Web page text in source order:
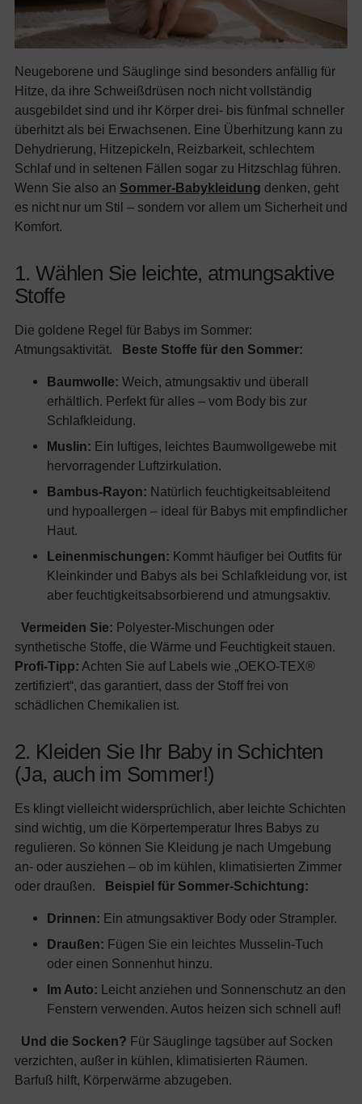
Neugeborene und Säuglinge sind besonders anfällig für
Hitze, da ihre Schweißdrüsen noch nicht vollständig
ausgebildet sind und ihr Körper drei- bis fünfmal schneller
überhitzt als bei Erwachsenen. Eine Überhitzung kann zu
Dehydrierung, Hitzepickeln, Reizbarkeit, schlechtem
Schlaf und in seltenen Fällen sogar zu Hitzschlag führen.
Wenn Sie also an Sommer-Babykleidung denken, geht
es nicht nur um Stil – sondern vor allem um Sicherheit und
Komfort.
1. Wählen Sie leichte, atmungsaktive
Stoffe
Die goldene Regel für Babys im Sommer:
Atmungsaktivität.
Beste Stoffe für den Sommer:
Baumwolle: Weich, atmungsaktiv und überall
erhältlich. Perfekt für alles – vom Body bis zur
Schlafkleidung.
Muslin: Ein luftiges, leichtes Baumwollgewebe mit
hervorragender Luftzirkulation.
Bambus-Rayon: Natürlich feuchtigkeitsableitend
und hypoallergen – ideal für Babys mit empfindlicher
Haut.
Leinenmischungen: Kommt häufiger bei Outfits für
Kleinkinder und Babys als bei Schlafkleidung vor, ist
aber feuchtigkeitsabsorbierend und atmungsaktiv.
Vermeiden Sie: Polyester-Mischungen oder
synthetische Stoffe, die Wärme und Feuchtigkeit stauen.
Profi-Tipp: Achten Sie auf Labels wie „OEKO-TEX®
zertifiziert“, das garantiert, dass der Stoff frei von
schädlichen Chemikalien ist.
2. Kleiden Sie Ihr Baby in Schichten
(Ja, auch im Sommer!)
Es klingt vielleicht widersprüchlich, aber leichte Schichten
sind wichtig, um die Körpertemperatur Ihres Babys zu
regulieren. So können Sie Kleidung je nach Umgebung
an- oder ausziehen – ob im kühlen, klimatisierten Zimmer
oder draußen.
Beispiel für Sommer-Schichtung:
Drinnen: Ein atmungsaktiver Body oder Strampler.
Draußen: Fügen Sie ein leichtes Musselin-Tuch
oder einen Sonnenhut hinzu.
Im Auto: Leicht anziehen und Sonnenschutz an den
Fenstern verwenden. Autos heizen sich schnell auf!
Und die Socken? Für Säuglinge tagsüber auf Socken
verzichten, außer in kühlen, klimatisierten Räumen.
Barfuß hilft, Körperwärme abzugeben.